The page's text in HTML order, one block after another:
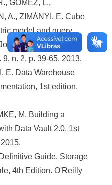
GÓMEZ, L.,
A., ZIMÁNYI, E. Cube
model and query
of Data
n. 2, p. 39-65, 2013.
E. Data Warehouse
1st edition.
M. Building a
Data Vault 2.0, 1st
Guide, Storage
4th Edition. O'Reilly